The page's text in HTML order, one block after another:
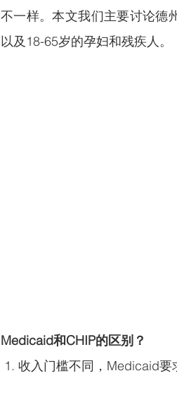
不一样。本文我们主要讨论德
以及18-65岁的孕妇和残疾人。
Medicaid和CHIP的区别？
1. 收入门槛不同，Medicaid